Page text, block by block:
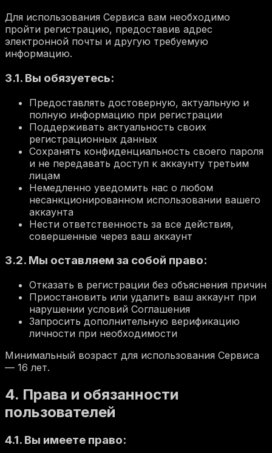
Для использования Сервиса вам необходимо
пройти регистрацию, предоставив адрес
электронной почты и другую требуемую
информацию.
3.1. Вы обязуетесь:
Предоставлять достоверную, актуальную и
полную информацию при регистрации
Поддерживать актуальность своих
регистрационных данных
Сохранять конфиденциальность своего пароля
и не передавать доступ к аккаунту третьим
лицам
Немедленно уведомить нас о любом
несанкционированном использовании вашего
аккаунта
Нести ответственность за все действия,
совершенные через ваш аккаунт
3.2. Мы оставляем за собой право:
Отказать в регистрации без объяснения причин
Приостановить или удалить ваш аккаунт при
нарушении условий Соглашения
Запросить дополнительную верификацию
личности при необходимости
Минимальный возраст для использования Сервиса
— 16 лет.
4. Права и обязанности
пользователей
4.1. Вы имеете право: